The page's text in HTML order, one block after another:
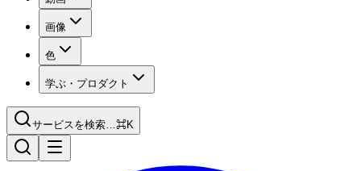
画像
色
学ぶ・プロダクト
サービスを検索…⌘K